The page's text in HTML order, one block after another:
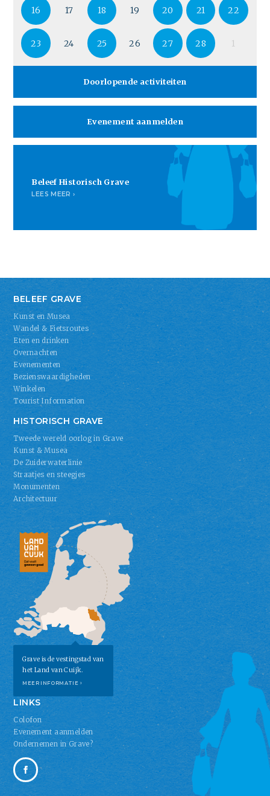
16 17 18 19 20 21 22
23 24 25 26 27 28 1
Doorlopende activiteiten
Evenement aanmelden
Beleef Historisch Grave
LEES MEER ›
BELEEF GRAVE
Kunst en Musea
Wandel & Fietsroutes
Eten en drinken
Overnachten
Evenementen
Bezienswaardigheden
Winkelen
Tourist Information
HISTORISCH GRAVE
Tweede wereld oorlog in Grave
Kunst & Musea
De Zuiderwaterlinie
Straatjes en steegjes
Monumenten
Architectuur
Grave is de vestingstad van
het Land van Cuijk.
MEER INFORMATIE ›
LINKS
Colofon
Evenement aanmelden
Ondernemen in Grave?